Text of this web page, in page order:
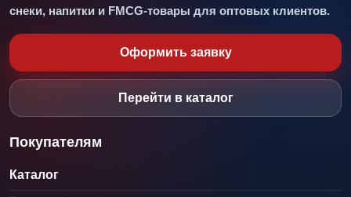
снеки, напитки и FMCG-товары для оптовых клиентов.
Оформить заявку
Перейти в каталог
Покупателям
Каталог